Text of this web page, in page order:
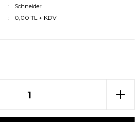
Schneider
0,00 TL + KDV